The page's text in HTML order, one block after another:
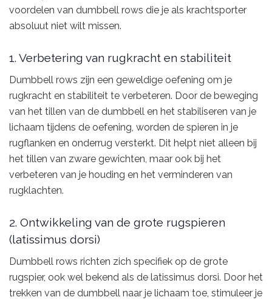
voordelen van dumbbell rows die je als krachtsporter
absoluut niet wilt missen.
1. Verbetering van rugkracht en stabiliteit
Dumbbell rows zijn een geweldige oefening om je
rugkracht en stabiliteit te verbeteren. Door de beweging
van het tillen van de dumbbell en het stabiliseren van je
lichaam tijdens de oefening, worden de spieren in je
rugflanken en onderrug versterkt. Dit helpt niet alleen bij
het tillen van zware gewichten, maar ook bij het
verbeteren van je houding en het verminderen van
rugklachten.
2. Ontwikkeling van de grote rugspieren
(latissimus dorsi)
Dumbbell rows richten zich specifiek op de grote
rugspier, ook wel bekend als de latissimus dorsi. Door het
trekken van de dumbbell naar je lichaam toe, stimuleer je